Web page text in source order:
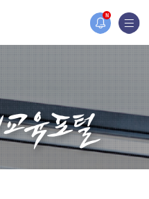
N
니다.
가 새롭게 개설되었습니다.